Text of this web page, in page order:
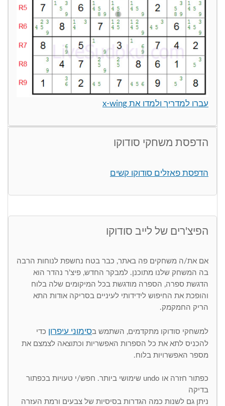
עברו למדריך ולמדו את x-wing
הדפסת משחקי סודוקו
הדפסת פאזלים סודוקו קשים
הפיצ'רים של לייב סודוקו
אם את/ה משחקים פה באתר, כבר בטח נחשפת לנוחות הרבה
בה המשחק שלנו מתוכנן. למבקר החדש, פיצ'ר נהדר הוא
הדגשת ספרה, הספרה מודגשת בכל המיקומים שלה בלוח
והופכת את החיפוש לידידותי לעיניים בסריקה אודות התא
הריק החמקמק.
למשחקי סודוקו מתקדמים, השתמש בסימוני עיפרון כדי
להכניס לתא את כל הספרות האפשריות וכתוצאה לצמצם את
מספר האפשרויות בלוח.
כפתור חזרה או undo שימושי ביותר. חפש/י טעויות בכפתור
בדיקה
ניתן גם לשנות כמה הגדרות בסיסיות של צבעים ורמת העזרה